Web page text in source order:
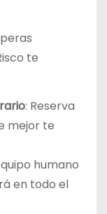
te
: Reserva
mejor te
humano
en todo el